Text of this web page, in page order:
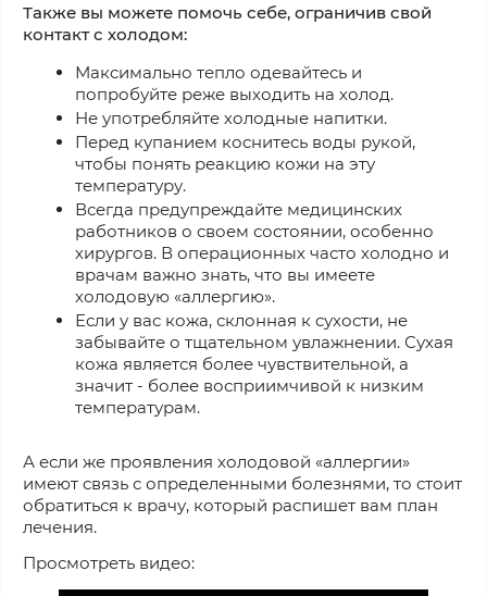
Также вы можете помочь себе, ограничив свой
контакт с холодом:
Максимально тепло одевайтесь и
попробуйте реже выходить на холод.
Не употребляйте холодные напитки.
Перед купанием коснитесь воды рукой,
чтобы понять реакцию кожи на эту
температуру.
Всегда предупреждайте медицинских
работников о своем состоянии, особенно
хирургов. В операционных часто холодно и
врачам важно знать, что вы имеете
холодовую «аллергию».
Если у вас кожа, склонная к сухости, не
забывайте о тщательном увлажнении. Сухая
кожа является более чувствительной, а
значит - более восприимчивой к низким
температурам.
А если же проявления холодовой «аллергии»
имеют связь с определенными болезнями, то стоит
обратиться к врачу, который распишет вам план
лечения.
Просмотреть видео: